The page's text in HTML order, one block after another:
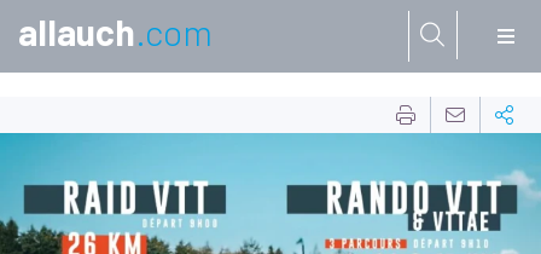
allauch.com
08
MARS